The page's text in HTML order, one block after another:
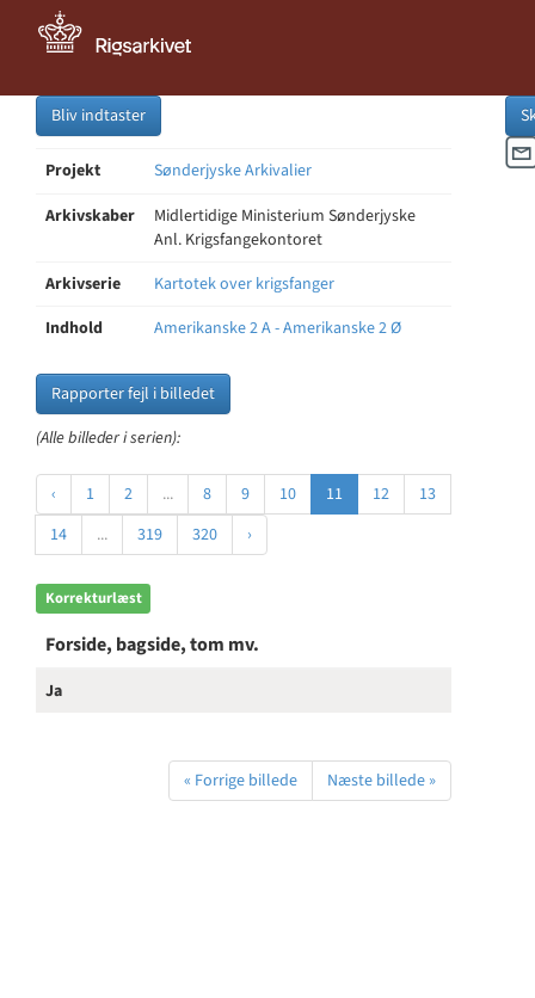
Bliv indtaster
Projekt
Sønderjyske Arkivalier
Arkivskaber
Midlertidige Ministerium Sønderjyske
Anl. Krigsfangekontoret
Arkivserie
Kartotek over krigsfanger
Indhold
Amerikanske 2 A - Amerikanske 2 Ø
Rapporter fejl i billedet
(Alle billeder i serien):
‹ 1 2 ... 8 9 10 11 12
13
14
... 319 320 ›
Korrekturlæst
Forside, bagside, tom mv.
Ja
« Forrige billede Næste billede »